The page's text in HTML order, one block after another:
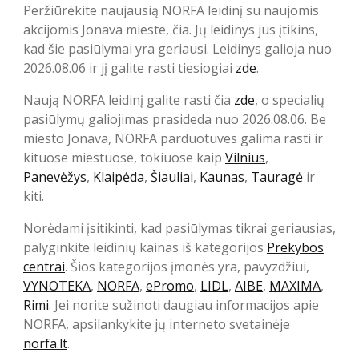
Peržiūrėkite naujausią NORFA leidinį su naujomis
akcijomis Jonava mieste, čia. Jų leidinys jus įtikins,
kad šie pasiūlymai yra geriausi. Leidinys galioja nuo
2026.08.06 ir jį galite rasti tiesiogiai zde.
Naują NORFA leidinį galite rasti čia zde, o specialių
pasiūlymų galiojimas prasideda nuo 2026.08.06. Be
miesto Jonava, NORFA parduotuves galima rasti ir
kituose miestuose, tokiuose kaip Vilnius,
Panevėžys, Klaipėda, Šiauliai, Kaunas, Tauragė ir
kiti.
Norėdami įsitikinti, kad pasiūlymas tikrai geriausias,
palyginkite leidinių kainas iš kategorijos Prekybos
centrai. Šios kategorijos įmonės yra, pavyzdžiui,
VYNOTEKA, NORFA, ePromo, LIDL, AIBE, MAXIMA,
Rimi. Jei norite sužinoti daugiau informacijos apie
NORFA, apsilankykite jų interneto svetainėje
norfa.lt.